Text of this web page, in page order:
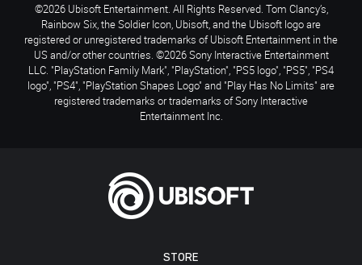
STORE
©2026 Ubisoft Entertainment. All Rights Reserved. Tom Clancy’s,
Rainbow Six, the Soldier Icon, Ubisoft, and the Ubisoft logo are
registered or unregistered trademarks of Ubisoft Entertainment in the
US and/or other countries. ©2026 Sony Interactive Entertainment
LLC. "PlayStation Family Mark", "PlayStation", "PS5 logo", "PS5", "PS4
logo", "PS4", "PlayStation Shapes Logo" and "Play Has No Limits" are
registered trademarks or trademarks of Sony Interactive
Entertainment Inc.